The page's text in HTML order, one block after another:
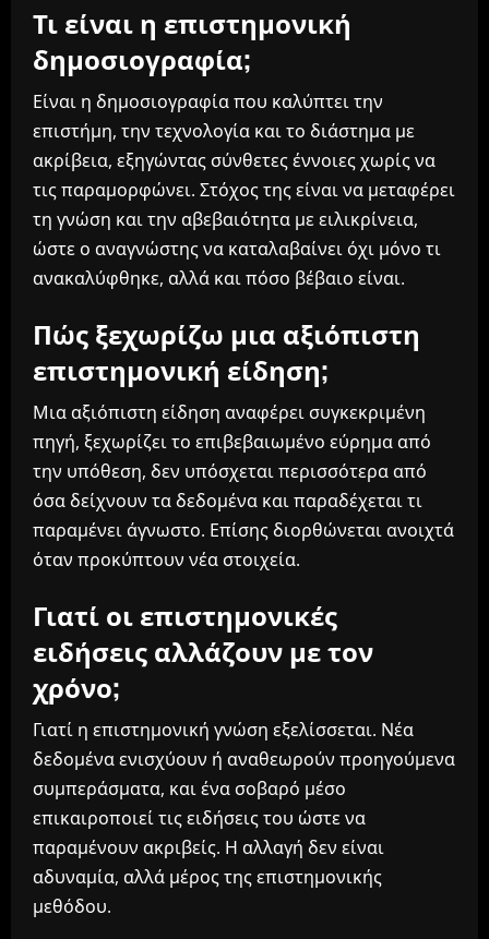
Τι είναι η επιστημονική
δημοσιογραφία;
Είναι η δημοσιογραφία που καλύπτει την
επιστήμη, την τεχνολογία και το διάστημα με
ακρίβεια, εξηγώντας σύνθετες έννοιες χωρίς να
τις παραμορφώνει. Στόχος της είναι να μεταφέρει
τη γνώση και την αβεβαιότητα με ειλικρίνεια,
ώστε ο αναγνώστης να καταλαβαίνει όχι μόνο τι
ανακαλύφθηκε, αλλά και πόσο βέβαιο είναι.
Πώς ξεχωρίζω μια αξιόπιστη
επιστημονική είδηση;
Μια αξιόπιστη είδηση αναφέρει συγκεκριμένη
πηγή, ξεχωρίζει το επιβεβαιωμένο εύρημα από
την υπόθεση, δεν υπόσχεται περισσότερα από
όσα δείχνουν τα δεδομένα και παραδέχεται τι
παραμένει άγνωστο. Επίσης διορθώνεται ανοιχτά
όταν προκύπτουν νέα στοιχεία.
Γιατί οι επιστημονικές
ειδήσεις αλλάζουν με τον
χρόνο;
Γιατί η επιστημονική γνώση εξελίσσεται. Νέα
δεδομένα ενισχύουν ή αναθεωρούν προηγούμενα
συμπεράσματα, και ένα σοβαρό μέσο
επικαιροποιεί τις ειδήσεις του ώστε να
παραμένουν ακριβείς. Η αλλαγή δεν είναι
αδυναμία, αλλά μέρος της επιστημονικής
μεθόδου.